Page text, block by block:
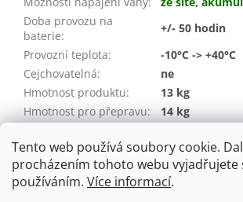
Tento web používá soubory cookie.
procházením tohoto webu vyjadřujete
používáním. Více informací.
Doba provozu na
baterie:
+/- 50 hodin
Provozní teplota:
-10°C -> +40°C
Cejchovatelná:
ne
Hmotnost produktu:
13 kg
Hmotnost pro přepravu:
14 kg
EAN